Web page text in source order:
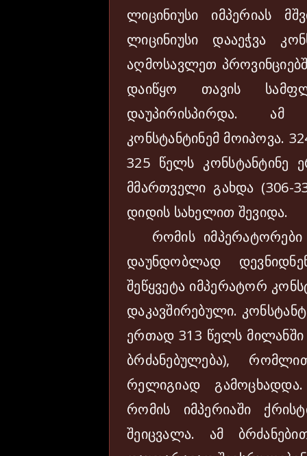
ლიცინიუსი იმპერიას
ლიცინიუსი დააეჭვა
აღმოსავლეთ
დაიწყო თავის
დაუპირისპირდა. ამ
კონსტანტინემ მოიპოვა.
325 წელს კონსტანტინე
მმართველი გახდა (306-
დიდის სახელით შევიდა.
რომის იმპერატორები
დაუნდობლად
შეწყვეტა იმპერატორ
დაკავშირებული.
ერთად 313 წელს მილანში
ბრძანებულება),
რელიგიად
რომის იმპერიაში
შეიცვალა. ამ